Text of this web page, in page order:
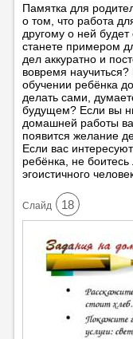
Памятка для
о том, что работа
другому о ней
станете примером
дел аккуратно и
вовремя
обучении ребёнка
делать сами,
будущем? Если вы
домашней работы
появится желание
Если вас
ребёнка, не боитесь
эгоистичного
Cлайд 18